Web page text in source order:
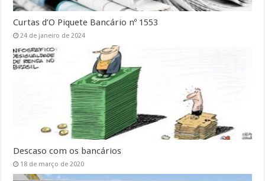
Curtas d’O Piquete Bancário nº 1553
24 de janeiro de 2024
Descaso com os bancários
18 de março de 2020